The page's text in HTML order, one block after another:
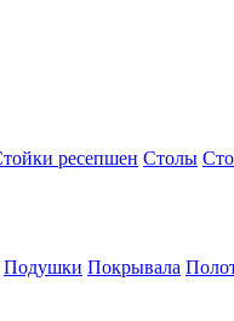
ресепшен Столы
Подушки Покрывала